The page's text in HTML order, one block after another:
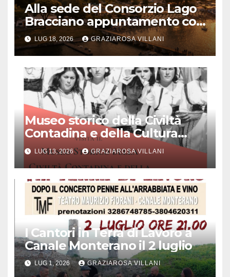
Alla sede del Consorzio Lago
Bracciano appuntamento col
Bel Canto: domenica 19 luglio
2026 alle 19 concerto lirico ad
ingresso libero
LUG 18, 2026 GRAZIAROSA VILLANI
Museo storico della Civiltà
Contadina e della Cultura
Popolare “Augusto Montori”:
Quando la memoria incontra
l’innovazione
LUG 13, 2026 GRAZIAROSA VILLANI
I Cantori in Terra di Lavoro a
Canale Monterano il 2 luglio
LUG 1, 2026 GRAZIAROSA VILLANI